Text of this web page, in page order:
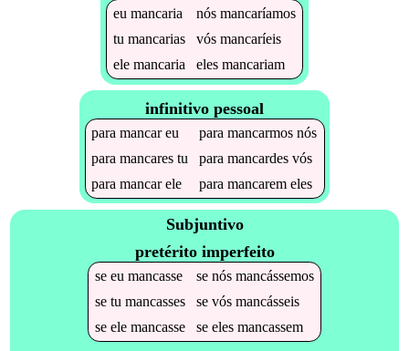
eu mancaria nós mancaríamos
tu mancarias vós mancaríeis
ele mancaria eles mancariam
infinitivo pessoal
paramancareu paramancarmos nós
paramancares tu paramancardes vós
paramancarele paramancarem eles
Subjuntivo
pretérito imperfeito
se eu mancasse se nós mancássemos
se tu mancasses se vós mancásseis
se ele mancasse se eles mancassem